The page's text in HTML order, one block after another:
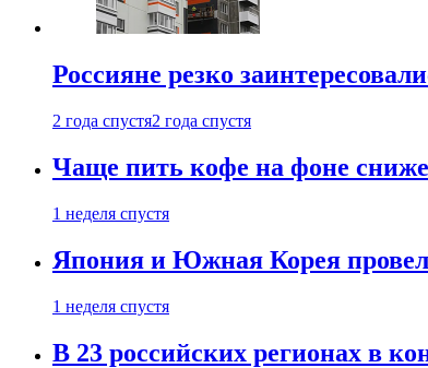
Россияне резко
2 года спустя2 года спустя
Чаще пить кофе на фоне
1 неделя спустя
Япония и Южная Корея
1 неделя спустя
В 23 российских регионах в